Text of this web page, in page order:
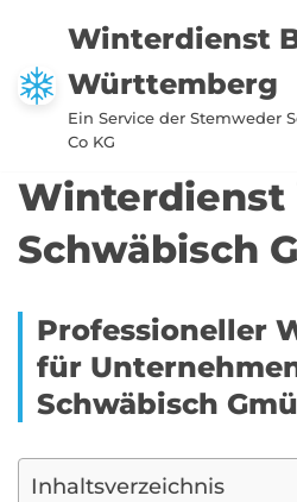
Zum
Inhalt
springen
Winterdienst
Württemberg
Ein Service der Stemweder
Co KG
Winterdienst
Schwäbisch
Professioneller
für
Schwäbisch
Inhaltsverzeichnis